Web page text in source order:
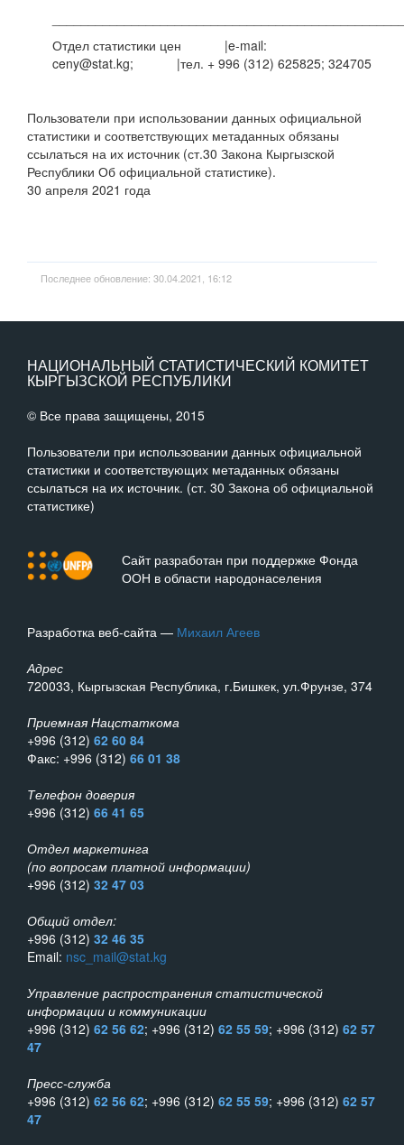
Отдел статистики цен |e-mail:
ceny@stat.kg; |тел. + 996 (312) 625825; 324705
Пользователи при использовании данных официальной
статистики и соответствующих метаданных обязаны
ссылаться на их источник (ст.30 Закона Кыргызской
Республики Об официальной статистике).
30 апреля 2021 года
Последнее обновление: 30.04.2021, 16:12
НАЦИОНАЛЬНЫЙ СТАТИСТИЧЕСКИЙ КОМИТЕТ
КЫРГЫЗСКОЙ РЕСПУБЛИКИ
© Все права защищены, 2015
Пользователи при использовании данных официальной
статистики и соответствующих метаданных обязаны
ссылаться на их источник. (ст. 30 Закона об официальной
статистике)
Сайт разработан при поддержке Фонда
ООН в области народонаселения
Разработка веб-сайта — Михаил Агеев
Адрес
720033, Кыргызская Республика, г.Бишкек, ул.Фрунзе, 374
Приемная Нацстаткома
+996 (312) 62 60 84
Факс: +996 (312) 66 01 38
Телефон доверия
+996 (312) 66 41 65
Отдел маркетинга
(по вопросам платной информации)
+996 (312) 32 47 03
Общий отдел:
+996 (312) 32 46 35
Email: nsc_mail@stat.kg
Управление распространения статистической
информации и коммуникации
+996 (312) 62 56 62; +996 (312) 62 55 59; +996 (312) 62 57
47
Пресс-служба
+996 (312) 62 56 62; +996 (312) 62 55 59; +996 (312) 62 57
47